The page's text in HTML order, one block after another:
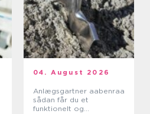
04. August 2026
Anlægsgartner aabenraa
sådan får du et
funktionelt og